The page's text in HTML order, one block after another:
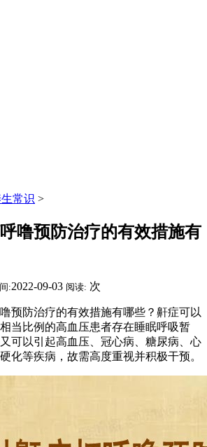
常识 >
噜预防治疗的有效措施有
:2022-09-03 阅读: 次
防治疗的有效措施有哪些？鼾症可以
当比例的高血压患者存在睡眠呼吸暂
可以引起高血压、冠心病、糖尿病、心
化等疾病，故需高度重视并积极干预。